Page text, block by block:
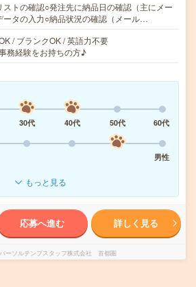
ストの確認○発注先に納品日の確認（主にメー
ータの入力○納品状況の確認（メール…
/ ブランクOK / 英語力不要
務経験をお持ちの方♪
30代 40代 50代
60代
男性
もっと見る
応募へ進む 詳しく見る
パーソルテンプスタッフ株式会社 首都圏